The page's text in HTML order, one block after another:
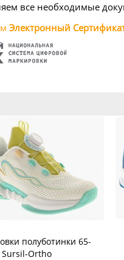
все необходимые
Электронный
полуботинки 65-
Sursil-Ortho